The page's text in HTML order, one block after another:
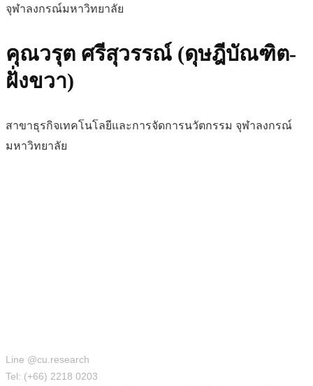
จุฬาลงกรณ์มหาวิทยาลัย
คุณวรุต ศรีสุวรรณ์ (ดุษฎีบัณฑิต-
ฝั่งขวา)
สาขาธุรกิจเทคโนโลยีและการจัดการนวัตกรรม จุฬาลงกรณ์
มหาวิทยาลัย
Line @cu.research
Tel: (+66) 2218 0203